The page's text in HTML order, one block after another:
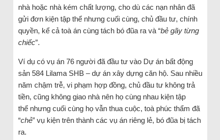
nhà hoặc nhà kém chất lượng, cho dù các nạn nhân đã
gửi đơn kiện tập thể nhưng cuối cùng, chủ đầu tư, chính
quyền, kể cả toà án cùng tách bó đũa ra và “bẻ gãy từng
chiếc”.
Ví dụ có vụ án 76 người đã đầu tư vào Dự án bất động
sản 584 Lilama SHB – dự án xây dựng căn hộ. Sau nhiều
năm chậm trễ, vi phạm hợp đồng, chủ đầu tư không trả
tiền, cũng không giao nhà nên họ cùng nhau kiện tập
thể nhưng cuối cùng họ vẫn thua cuộc, toà phúc thẩm đã
“chẻ” vụ kiện trên thành các vụ án riêng lẻ, bó đũa bị tách
ra.